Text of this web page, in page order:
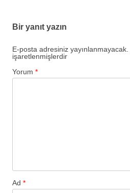
Bir yanıt yazın
E-posta adresiniz yayınlanmayacak.
işaretlenmişlerdir
Yorum *
Ad *